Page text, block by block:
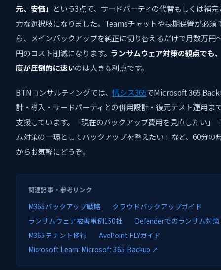
元、安価」 という3点で、サードパーティの代替もしくは補
力な選択肢になりました。Teamsチャットや長期保管が必須
ら、メインバックアップを純正に切り替えるだけで月数万円
円のコスト削減になります。 ランサムウェア対策の観点でも
度が圧倒的に速いのは大きな利点です。
BTNコンサルティングでは、 情シス365でMicrosoft 365
計・導入・サードパーティとの併用設計・復元テスト運用ま
支援しています。「現在のバックアップ費用を見直したい」
ム対策の一環としてバックアップを整えたい」など、60分の
からお気軽にどうぞ。
関連記事・参考リンク
M365バックアップ戦略
クラウドバックアップガイド
ランサムウェア被害事例150社
Defenderでのランサム対策
M365テナント移行
AvePoint FLYガイド
Microsoft Learn: Microsoft 365 Backup ↗